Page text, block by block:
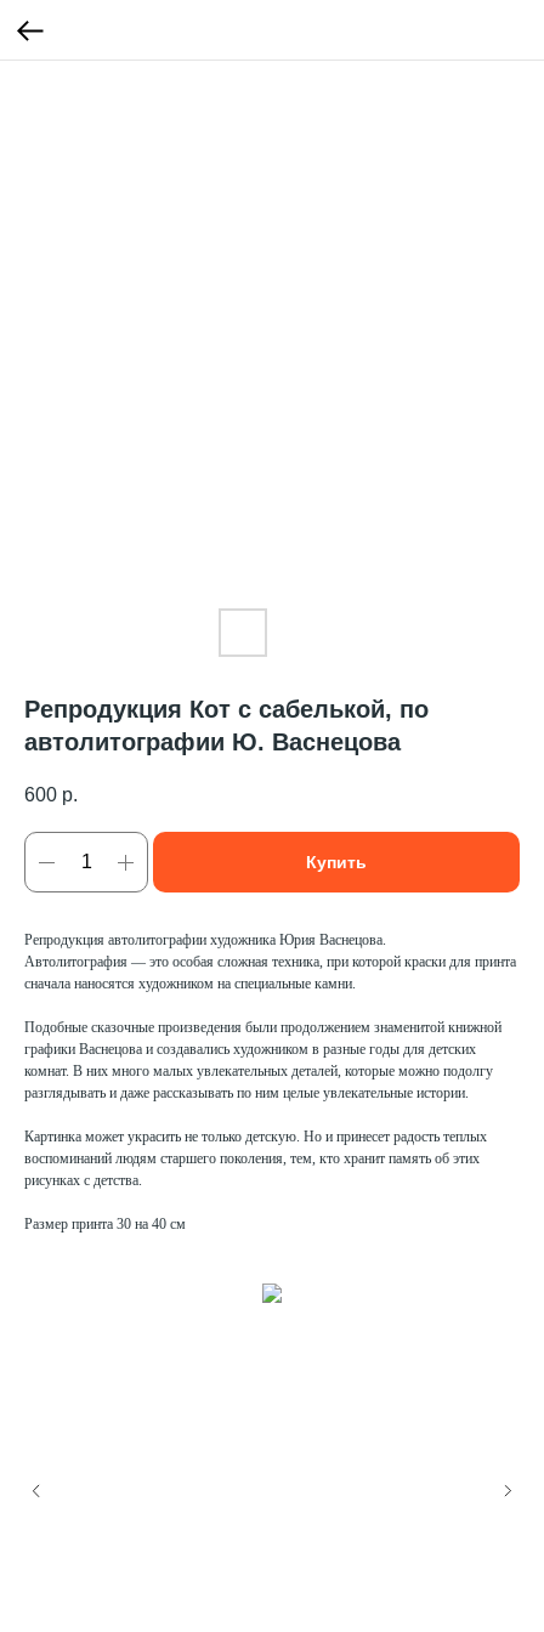
Репродукция Кот с сабелькой, по
автолитографии Ю. Васнецова
600 р.
Купить
Репродукция автолитографии художника Юрия Васнецова.
Автолитография — это особая сложная техника, при которой краски для принта
сначала наносятся художником на специальные камни.
Подобные сказочные произведения были продолжением знаменитой книжной
графики Васнецова и создавались художником в разные годы для детских
комнат. В них много малых увлекательных деталей, которые можно подолгу
разглядывать и даже рассказывать по ним целые увлекательные истории.
Картинка может украсить не только детскую. Но и принесет радость теплых
воспоминаний людям старшего поколения, тем, кто хранит память об этих
рисунках с детства.
Размер принта 30 на 40 см